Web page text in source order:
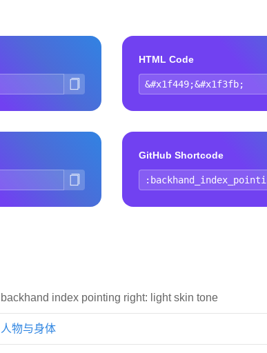
HTML Code
GitHub Shortcode
backhand index pointing right: light skin tone
人物与身体